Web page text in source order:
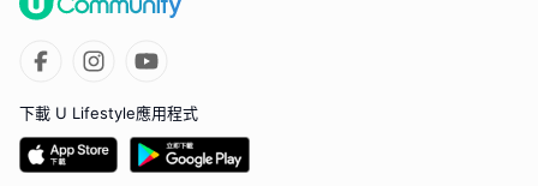
下載 U Lifestyle應用程式